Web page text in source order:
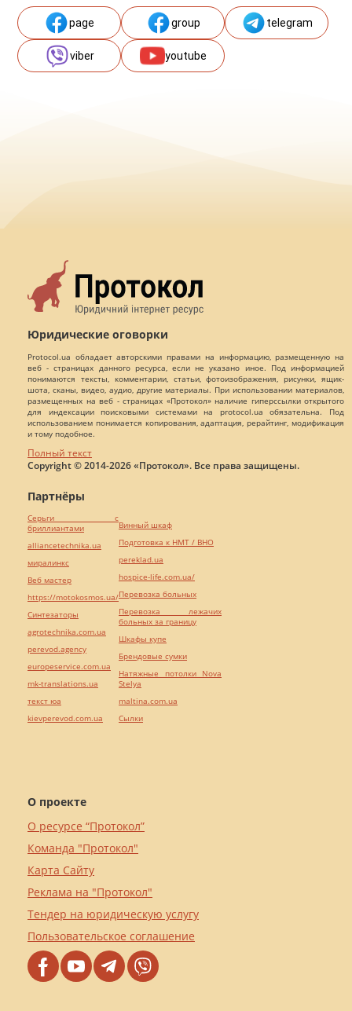
page group telegram
viber youtube
Юридические оговорки
Protocol.ua обладает авторскими правами на информацию, размещенную на
веб - страницах данного ресурса, если не указано иное. Под информацией
понимаются тексты, комментарии, статьи, фотоизображения, рисунки, ящик-
шота, сканы, видео, аудио, другие материалы. При использовании материалов,
размещенных на веб - страницах «Протокол» наличие гиперссылки открытого
для индексации поисковыми системами на protocol.ua обязательна. Под
использованием понимается копирования, адаптация, рерайтинг, модификация
и тому подобное.
Полный текст
Copyright © 2014-2026 «Протокол». Все права защищены.
О проекте
О ресурсе “Протокол”
Команда "Протокол"
Карта Сайту
Реклама на "Протокол"
Тендер на юридическую услугу
Пользовательское соглашение
Партнёры
Серьги с
бриллиантами
alliancetechnika.ua
миралинкс
Веб мастер
https://motokosmos.ua/
Синтезаторы
agrotechnika.com.ua
perevod.agency
europeservice.com.ua
mk-translations.ua
текст юа
kievperevod.com.ua
Винный шкаф
Подготовка к НМТ / ВНО
pereklad.ua
hospice-life.com.ua/
Перевозка больных
Перевозка лежачих
больных за границу
Шкафы купе
Брендовые сумки
Натяжные потолки Nova
Stelya
maltina.com.ua
Cылки